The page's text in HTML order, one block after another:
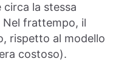
la stessa
Nel frattempo, il
rispetto al modello
costoso).